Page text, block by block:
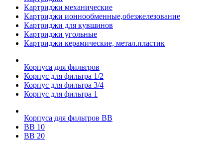
Картриджи механические
Картриджи ионнообменные,обезжелезование
Картриджи для кувшинов
Картриджи угольные
Картриджи керамические, метал.пластик
Корпуса для фильтров
Корпус для фильтра 1/2
Корпус для фильтра 3/4
Корпус для фильтра 1
Корпуса для фильтров ВВ
ВВ 10
ВВ 20